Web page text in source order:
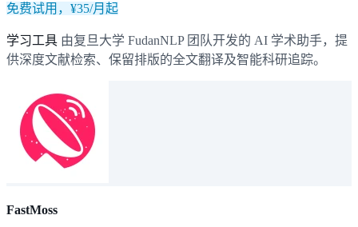
免费试用，¥35/月起
学习工具 由复旦大学 FudanNLP 团队开发的 AI 学术助手，提
供深度文献检索、保留排版的全文翻译及智能科研追踪。
FastMoss